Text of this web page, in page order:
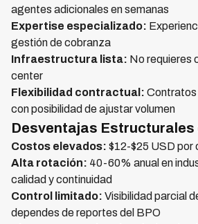
agentes adicionales en semanas
Expertise especializado:
gestión de cobranza
Infraestructura lista: No requieres
center
Flexibilidad contractual: Contratos
con posibilidad de ajustar volumen
Desventajas Estructurales
Costos elevados: $12-$25 USD
Alta rotación: 40-60% anual en
calidad y continuidad
Control limitado: Visibilidad parcial
dependes de reportes del BPO